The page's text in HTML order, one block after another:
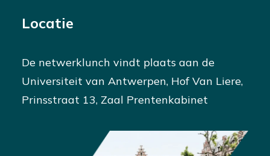
Locatie
De netwerklunch vindt plaats aan de
Universiteit van Antwerpen, Hof Van Liere,
Prinsstraat 13, Zaal Prentenkabinet